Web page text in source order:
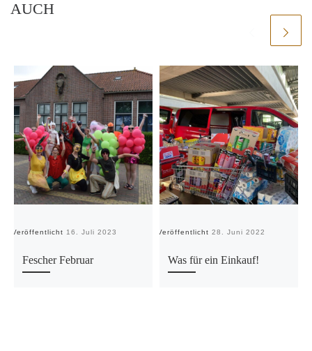
AUCH
Veröffentlicht 16. Juli 2023
Fescher Februar
Veröffentlicht 28. Juni 2022
Was für ein Einkauf!